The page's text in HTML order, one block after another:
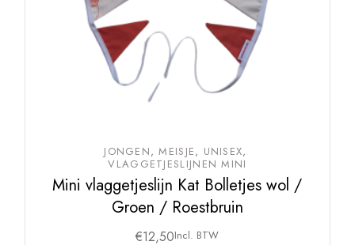
JONGEN MEISJE
UNISEX
VLAGGETJESLIJNEN MINI
Mini vlaggetjeslijn Kat Bolletjes wol /
Groen / Roestbruin
€12,50Incl. BTW